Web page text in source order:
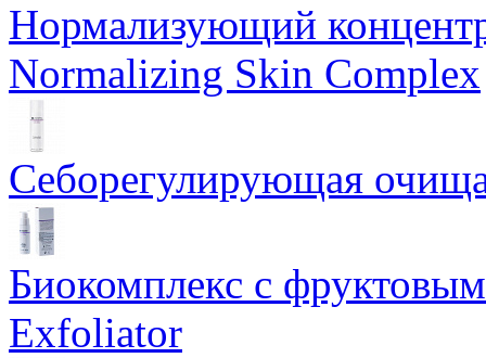
Нормализующий
Normalizing Skin Complex
Себорегулирующая
Биокомплекс с
Exfoliator